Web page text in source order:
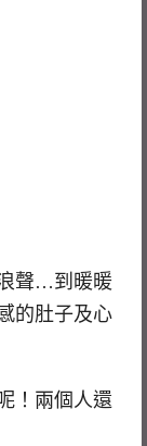
聲…到暖暖
的肚子及心
！兩個人還